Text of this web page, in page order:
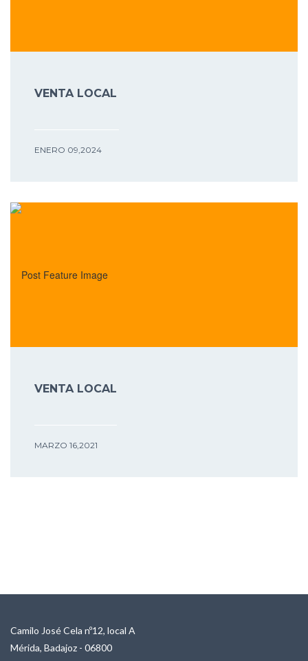
VENTA LOCAL
ENERO 09,2024
VENTA LOCAL
MARZO 16,2021
Camilo José Cela nº12, local A
Mérida, Badajoz - 06800